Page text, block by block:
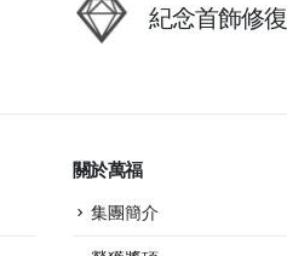
紀念首飾修復
關於萬福
集團簡介